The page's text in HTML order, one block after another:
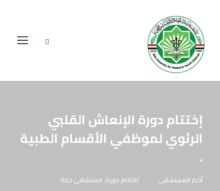
إختتام دورة الإنعاش القلبي
الرئوي لموظفي الأقسام الطبية
.
أخبار المستشفى اختتام دورة, مستشفى جبلة